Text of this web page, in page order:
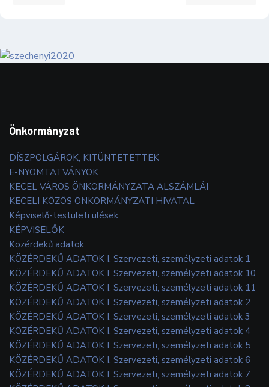
Önkormányzat
DÍSZPOLGÁROK, KITÜNTETETTEK
E-NYOMTATVÁNYOK
KECEL VÁROS ÖNKORMÁNYZATA ALSZÁMLÁI
KECELI KÖZÖS ÖNKORMÁNYZATI HIVATAL
Képviselő-testületi ülések
KÉPVISELŐK
Közérdekű adatok
KÖZÉRDEKŰ ADATOK I. Szervezeti, személyzeti adatok 1
KÖZÉRDEKŰ ADATOK I. Szervezeti, személyzeti adatok 10
KÖZÉRDEKŰ ADATOK I. Szervezeti, személyzeti adatok 11
KÖZÉRDEKŰ ADATOK I. Szervezeti, személyzeti adatok 2
KÖZÉRDEKŰ ADATOK I. Szervezeti, személyzeti adatok 3
KÖZÉRDEKŰ ADATOK I. Szervezeti, személyzeti adatok 4
KÖZÉRDEKŰ ADATOK I. Szervezeti, személyzeti adatok 5
KÖZÉRDEKŰ ADATOK I. Szervezeti, személyzeti adatok 6
KÖZÉRDEKŰ ADATOK I. Szervezeti, személyzeti adatok 7